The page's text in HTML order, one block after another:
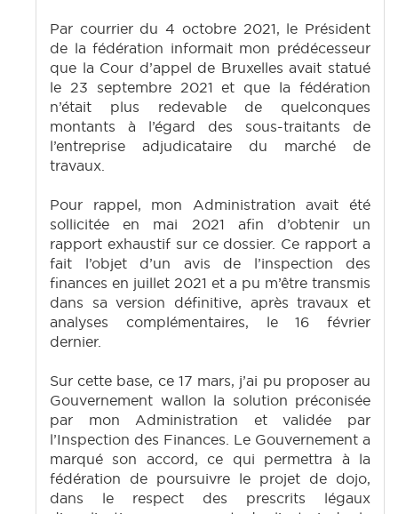
Par courrier du 4 octobre 2021, le Président
de la fédération informait mon prédécesseur
que la Cour d’appel de Bruxelles avait statué
le 23 septembre 2021 et que la fédération
n’était plus redevable de quelconques
montants à l’égard des sous-traitants de
l’entreprise adjudicataire du marché de
travaux.
Pour rappel, mon Administration avait été
sollicitée en mai 2021 afin d’obtenir un
rapport exhaustif sur ce dossier. Ce rapport a
fait l’objet d’un avis de l’inspection des
finances en juillet 2021 et a pu m’être transmis
dans sa version définitive, après travaux et
analyses complémentaires, le 16 février
dernier.
Sur cette base, ce 17 mars, j’ai pu proposer au
Gouvernement wallon la solution préconisée
par mon Administration et validée par
l’Inspection des Finances. Le Gouvernement a
marqué son accord, ce qui permettra à la
fédération de poursuivre le projet de dojo,
dans le respect des prescrits légaux